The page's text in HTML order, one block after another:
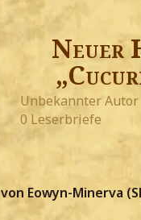
Neuer
Unbekannter Autor
0 Leserbriefe
von Eowyn-Minerva